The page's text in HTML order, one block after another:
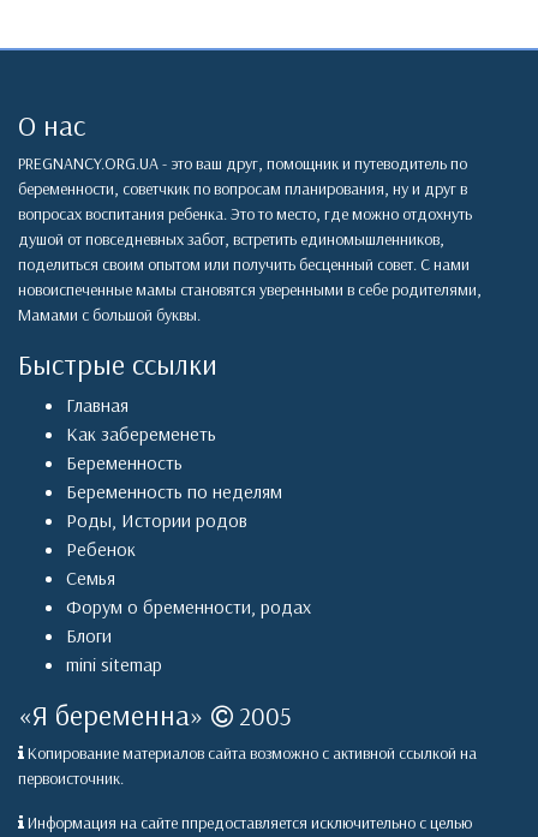
О нас
PREGNANCY.ORG.UA - это ваш друг, помощник и путеводитель по
беременности, советчкик по вопросам планирования, ну и друг в
вопросах воспитания ребенка. Это то место, где можно отдохнуть
душой от повседневных забот, встретить единомышленников,
поделиться своим опытом или получить бесценный совет. С нами
новоиспеченные мамы становятся уверенными в себе родителями,
Мамами с большой буквы.
Быстрые ссылки
Главная
Как забеременеть
Беременность
Беременность по неделям
Роды, Истории родов
Ребенок
Семья
Форум о бременности, родах
Блоги
mini sitemap
«Я беременна» 2005
Копирование материалов сайта возможно с активной ссылкой на
первоисточник.
Информация на сайте ппредоставляется исключительно с целью